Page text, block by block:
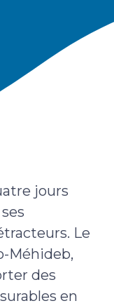
jours
Le
Méhideb,
des
en